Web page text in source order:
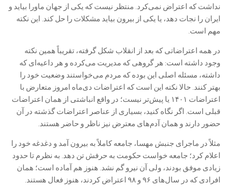
نداشت که اعتراض نمی‌کرد. منتظر نیست که یکی از جهان ماورا بیاید و
ایران را نجات دهد، یا یکی از بیرون بیاید مشکلات را حل کند. این نکته
مهم است.
در همه اعتراضاتی که بعد از انقلاب شکل گرفته، تقریباً همین نکته
وجود داشته است: هر گروهی که مدیریت می‌کرده و هر داعیه‌ای که
داشته، مسئله اصلی این بوده که مردم می‌خواستند وضعیت خود را
بهتر کنند. حالا نکته این است که اعتراضات دی‌ماه امروز متعارض با
اعتراضات ۱۴۰۱ یا پیش‌تر نیست؛ در واقع انباشتی از همان اعتراضات
قبلی است. اگر نگاه کنید، بسیاری از عناصر اعتراضات گذشته در آن
حضور دارند و همان آدم‌های معترض نیز ناظر و حاضر هستند.
مثلاً در ماجرای جنبش مهسا، جامعه کاملاً به بیرون آمد و دغدغه خود را
اعلام کرد؛ جامعه خواست حکومت به حرفش تن دهد. به نظرم تا حدود
زیادی موفق بودند، ولی آن نیرو گم نشد. هنوز هم آماده است؛ همان
افرادی که در سال‌های ۹۶ و ۹۸ اعتراض کردند، هنوز فعال هستند.